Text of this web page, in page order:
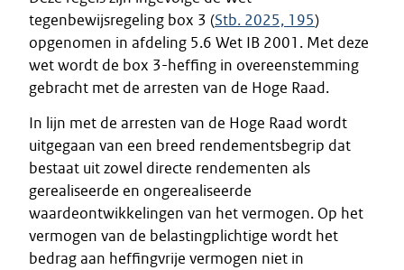
tegenbewijsregeling box 3 (Stb. 2025, 195)
opgenomen in afdeling 5.6 Wet IB 2001. Met deze
wet wordt de box 3-heffing in overeenstemming
gebracht met de arresten van de Hoge Raad.
In lijn met de arresten van de Hoge Raad wordt
uitgegaan van een breed rendementsbegrip dat
bestaat uit zowel directe rendementen als
gerealiseerde en ongerealiseerde
waardeontwikkelingen van het vermogen. Op het
vermogen van de belastingplichtige wordt het
bedrag aan heffingvrije vermogen niet in